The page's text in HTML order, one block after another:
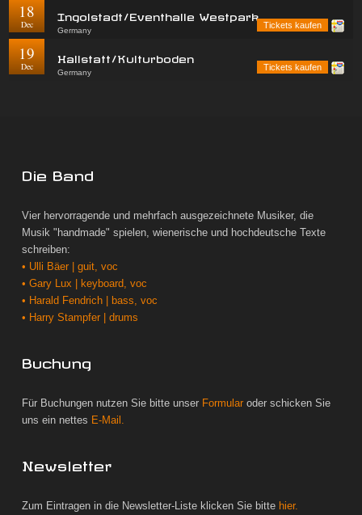
18
Dec
Ingolstadt/Eventhalle Westpark
Germany
Tickets kaufen
19
Dec
Hallstatt/Kulturboden
Germany
Tickets kaufen
Die Band
Vier hervorragende und mehrfach ausgezeichnete Musiker, die
Musik "handmade" spielen, wienerische und hochdeutsche Texte
schreiben:
• Ulli Bäer | guit, voc
• Gary Lux | keyboard, voc
• Harald Fendrich | bass, voc
• Harry Stampfer | drums
Buchung
Für Buchungen nutzen Sie bitte unser Formular oder schicken Sie
uns ein nettes E-Mail.
Newsletter
Zum Eintragen in die Newsletter-Liste klicken Sie bitte hier.